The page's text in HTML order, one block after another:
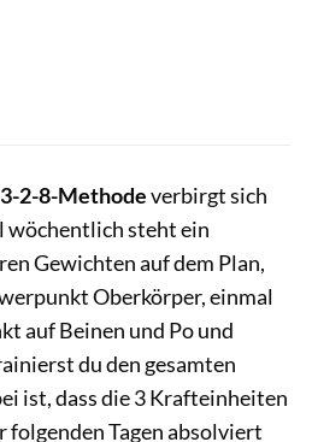
3-2-8-Methodeverbirgt sich
wöchentlich steht ein
Gewichten auf dem Plan,
Oberkörper, einmal
auf Beinen und Po und
du den gesamten
ist, dass die 3 Krafteinheiten
folgenden Tagen absolviert